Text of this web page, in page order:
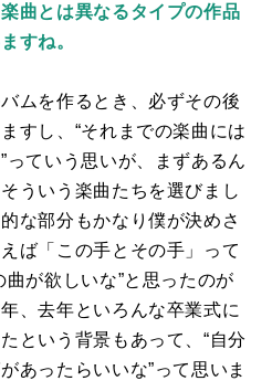
曲とは異なるタイプの作品
すね。
ムを作るとき、必ずその後
すし、“それまでの楽曲には
っていう思いが、まずあるん
ういう楽曲たちを選びまし
な部分もかなり僕が決めさ
ば「この手とその手」って
が欲しいな”と思ったのが
、去年といろんな卒業式に
という背景もあって、“自分
あったらいいな”って思いま